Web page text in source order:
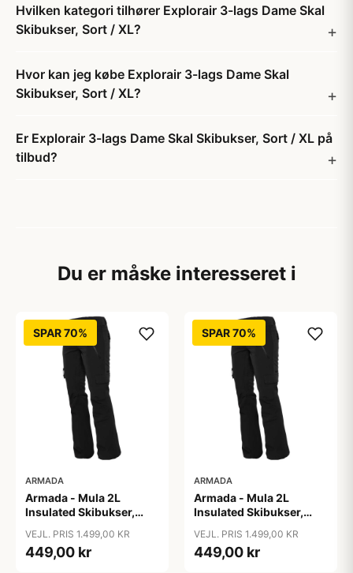
Hvilken kategori tilhører Explorair 3-lags Dame Skal
Skibukser, Sort / XL?
Hvor kan jeg købe Explorair 3-lags Dame Skal
Skibukser, Sort / XL?
Er Explorair 3-lags Dame Skal Skibukser, Sort / XL på
tilbud?
Du er måske interesseret i
SPAR 70%
ARMADA
Armada - Mula 2L
Insulated Skibukser,
VEJL. PRIS 1.499,00 KR
449,00 kr
SPAR 70%
ARMADA
Armada - Mula 2L
Insulated Skibukser,
VEJL. PRIS 1.499,00 KR
449,00 kr